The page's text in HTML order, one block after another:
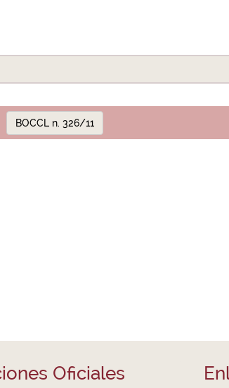
BOCCL n. 326/11
Oficiales